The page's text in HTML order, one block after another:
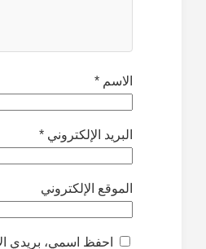
الاسم *
البريد الإلكتروني *
الموقع الإلكتروني
احفظ اسمي، بريدي